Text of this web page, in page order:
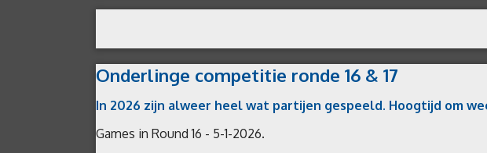
- Toernooibase
Competities
Onderlinge competitie ronde 16 & 17
In 2026 zijn alweer heel wat partijen gespeeld. Hoogtijd om
Games in Round 16 - 5-1-2026.